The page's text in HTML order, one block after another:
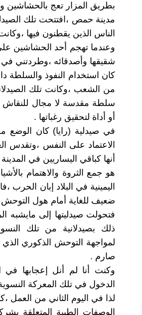
بطريق المزار تعج بالحشاشين
مدينة حمص ،افتتحت تلك
الناس الذين يقطنون فيها
وعندما تهجم أحد الحشاشين
شقيقها وأصدقائه ،وطردتني في
كان استخدام النفوذ والسلطة
من الشعب ،وكانت تلك
سلطة مقدسة لا مجال للنقاش
أو أداة لتحقيق رغباتها .
في صيدلية (رايا) كان الوضع
الاعتماد على النفس ،وتقدس
أنها كباقي اليساريين في
هو جمع الثروة والاهتمام
اليمينية في البلاد إبان
ضعيف للغاية أمام هول التوحش
فتحولت صيدليتها إلى مايشبه
ذلك بصيدلانية من تلك
لمواجهة التوحش الذكوري الذي
صارم .
وكنت أنا لم أنل إعجابها
الدخول في تلك المعركة
لذا في اليوم الثاني من العمل
الوصفات الطبية المتعلقة